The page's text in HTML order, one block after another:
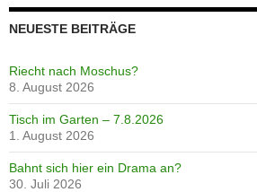
NEUESTE BEITRÄGE
Riecht nach Moschus?
8. August 2026
Tisch im Garten – 7.8.2026
1. August 2026
Bahnt sich hier ein Drama an?
30. Juli 2026